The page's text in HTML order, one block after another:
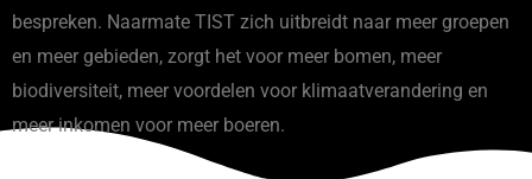
bespreken. Naarmate TIST zich uitbreidt naar meer groepen
en meer gebieden, zorgt het voor meer bomen, meer
biodiversiteit, meer voordelen voor klimaatverandering en
meer inkomen voor meer boeren.